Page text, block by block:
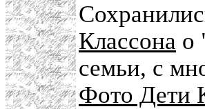
Классона о
семьи, с
Фото Дети